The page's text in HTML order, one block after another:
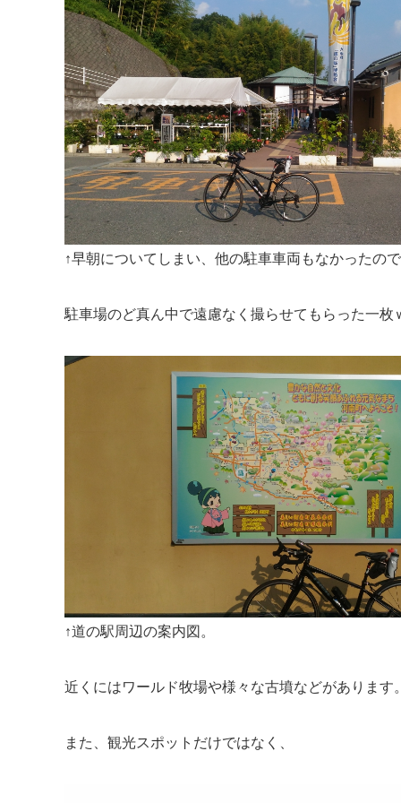
↑早朝についてしまい、他の駐車車両もなかったの
駐車場のど真ん中で遠慮なく撮らせてもらった一枚
↑道の駅周辺の案内図。
近くにはワールド牧場や様々な古墳などがあります
また、観光スポットだけではなく、